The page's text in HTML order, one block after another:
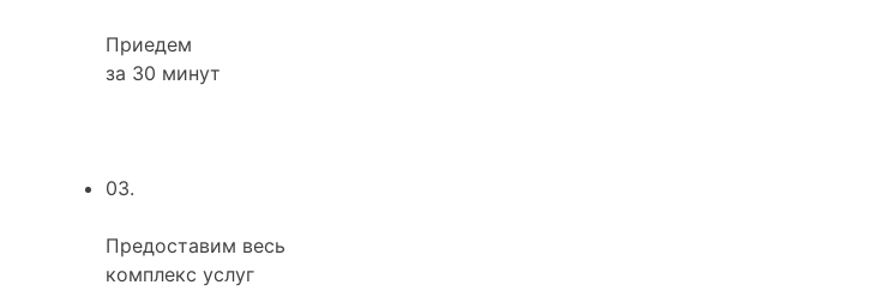
Приедем
за 30 минут
03.
Предоставим весь
комплекс услуг